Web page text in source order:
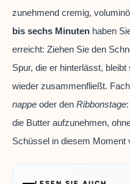
zunehmend cremig,
bis sechs Minuten haben
erreicht: Ziehen Sie den
Spur, die er hinterlässt,
wieder zusammenfließt.
nappe oder den Ribbonstage
die Butter aufzunehmen,
Schüssel in diesem Moment